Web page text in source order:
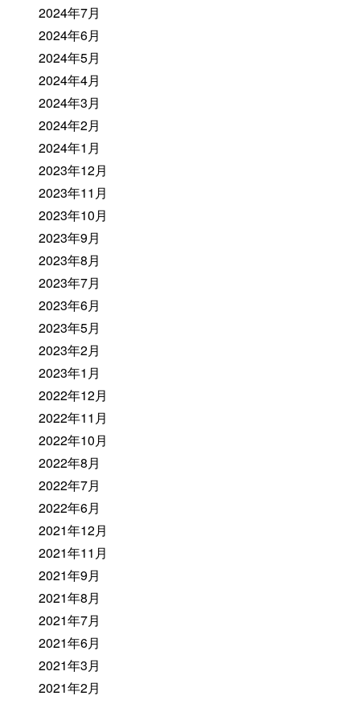
2024年7月
2024年6月
2024年5月
2024年4月
2024年3月
2024年2月
2024年1月
2023年12月
2023年11月
2023年10月
2023年9月
2023年8月
2023年7月
2023年6月
2023年5月
2023年2月
2023年1月
2022年12月
2022年11月
2022年10月
2022年8月
2022年7月
2022年6月
2021年12月
2021年11月
2021年9月
2021年8月
2021年7月
2021年6月
2021年3月
2021年2月